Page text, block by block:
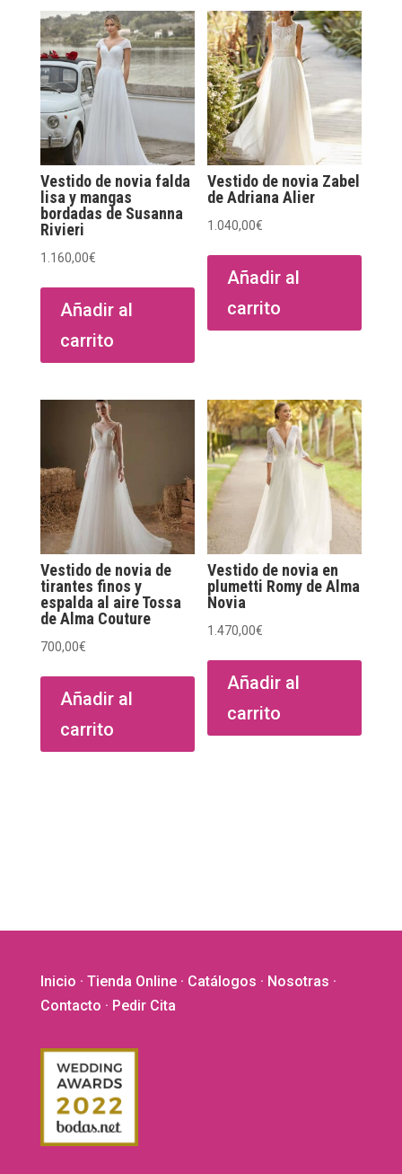
Vestido de novia falda
lisa y mangas
bordadas de Susanna
Rivieri
1.160,00€
Añadir al
carrito
Vestido de novia Zabel
de Adriana Alier
1.040,00€
Añadir al
carrito
Vestido de novia de
tirantes finos y
espalda al aire Tossa
de Alma Couture
700,00€
Añadir al
carrito
Vestido de novia en
plumetti Romy de Alma
Novia
1.470,00€
Añadir al
carrito
Inicio · Tienda Online· Catálogos · Nosotras ·
Contacto · Pedir Cita